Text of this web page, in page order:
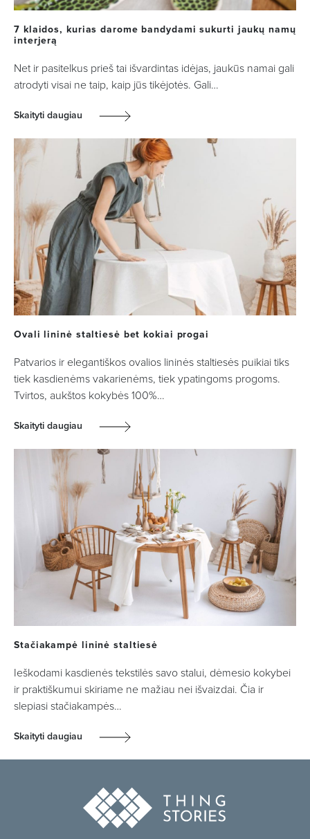
7 klaidos, kurias darome bandydami sukurti jaukų namų
interjerą
Net ir pasitelkus prieš tai išvardintas idėjas, jaukūs namai gali
atrodyti visai ne taip, kaip jūs tikėjotės. Gali…
Skaityti daugiau
Ovali lininė staltiesė bet kokiai progai
Patvarios ir elegantiškos ovalios lininės staltiesės puikiai tiks
tiek kasdienėms vakarienėms, tiek ypatingoms progoms.
Tvirtos, aukštos kokybės 100%…
Skaityti daugiau
Stačiakampė lininė staltiesė
Ieškodami kasdienės tekstilės savo stalui, dėmesio kokybei
ir praktiškumui skiriame ne mažiau nei išvaizdai. Čia ir
slepiasi stačiakampės…
Skaityti daugiau